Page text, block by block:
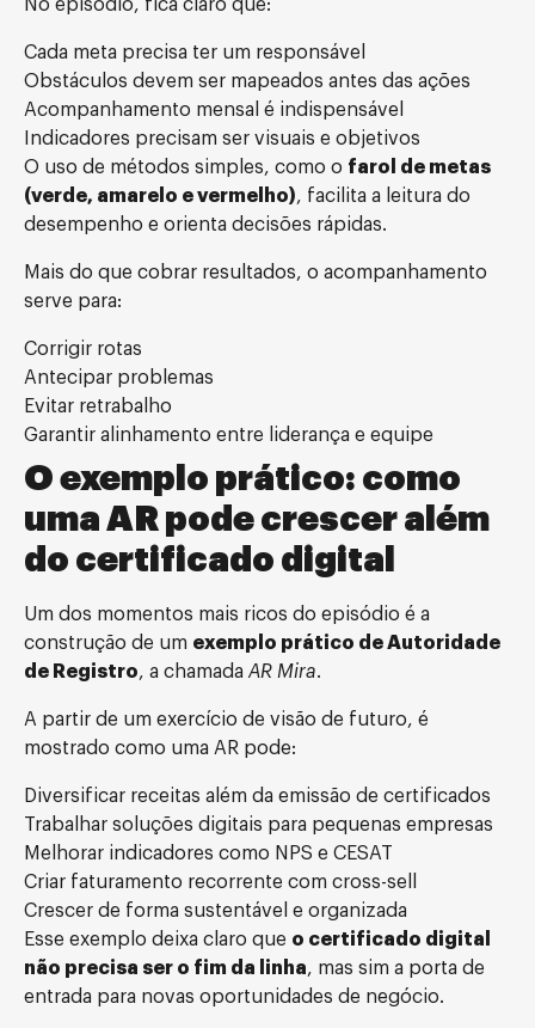
No episódio, fica claro que:
Cada meta precisa ter um responsável
Obstáculos devem ser mapeados antes das ações
Acompanhamento mensal é indispensável
Indicadores precisam ser visuais e objetivos
O uso de métodos simples, como o farol de metas
(verde, amarelo e vermelho), facilita a leitura do
desempenho e orienta decisões rápidas.
Mais do que cobrar resultados, o acompanhamento
serve para:
Corrigir rotas
Antecipar problemas
Evitar retrabalho
Garantir alinhamento entre liderança e equipe
O exemplo prático: como
uma AR pode crescer além
do certificado digital
Um dos momentos mais ricos do episódio é a
construção de um exemplo prático de Autoridade
de Registro, a chamada AR Mira.
A partir de um exercício de visão de futuro, é
mostrado como uma AR pode:
Diversificar receitas além da emissão de certificados
Trabalhar soluções digitais para pequenas empresas
Melhorar indicadores como NPS e CESAT
Criar faturamento recorrente com cross-sell
Crescer de forma sustentável e organizada
Esse exemplo deixa claro que o certificado digital
não precisa ser o fim da linha, mas sim a porta de
entrada para novas oportunidades de negócio.